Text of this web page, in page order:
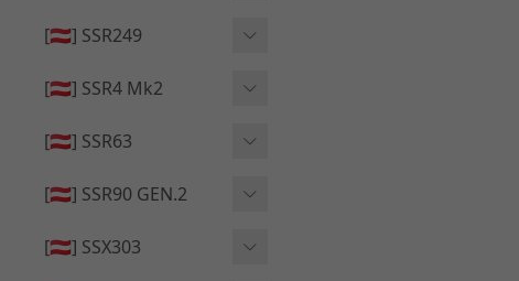
🔄 原廠 ⧸ 零件
[🇦🇹] SSR249
🟦 主體 ⧸ 彈匣
[🇦🇹] SSR4 Mk2
🟦 主體 ⧸ 彈匣
[🇦🇹] SSR63
🆙 升級 ⧸ 部件
[🇦🇹] SSR90 GEN.2
🆙 升級 ⧸ 部件
[🇦🇹] SSX303